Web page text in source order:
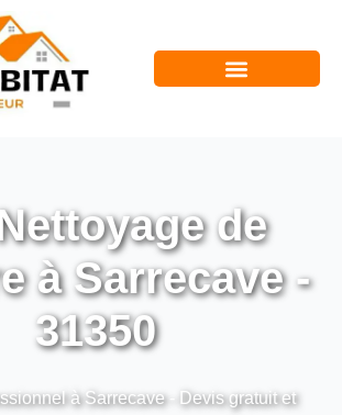
de
à Sarrecave -
31350
à Sarrecave - Devis gratuit et